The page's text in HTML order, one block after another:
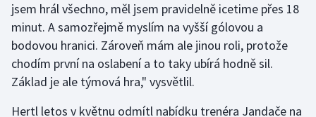
jsem hrál všechno, měl jsem pravidelně icetime přes 18
minut. A samozřejmě myslím na vyšší gólovou a
bodovou hranici. Zároveň mám ale jinou roli, protože
chodím první na oslabení a to taky ubírá hodně sil.
Základ je ale týmová hra," vysvětlil.
Hertl letos v květnu odmítl nabídku trenéra Jandače na